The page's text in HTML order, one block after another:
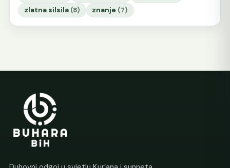
zlatna silsila (8) znanje (7)